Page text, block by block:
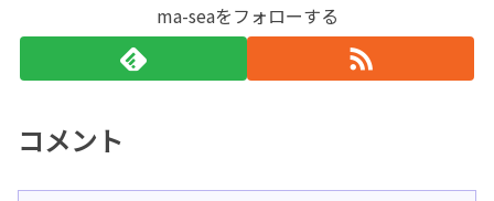
ma-seaをフォローする
コメント